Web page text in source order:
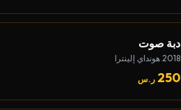
دبة صوت
2018 هونداي إلينترا
250 ر.س